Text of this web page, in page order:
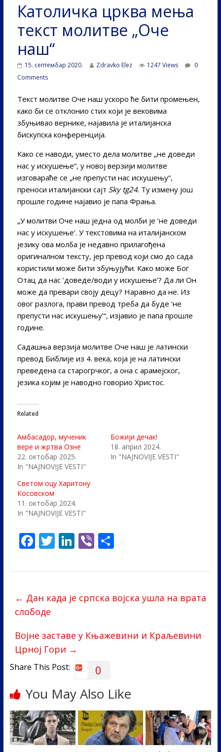
Католичка црква мења
текст молитве „Оче
наш“
15. септембар 2020. Zdravko Elez 1247 Views
0
Comments
Текст молитве Оче наш ускоро ће бити промењен,
како би се отклонио стих који је вековима
збуњивао вернике, најавила је италијанска
бискупска конференција.
Како се наводи, уместо дела молитве „не доведи
нас у искушење“, у новој верзији молитве
изговараће се „не препусти нас искушењу“,
преноси италијански сајт Sky tg24. Ту измену још
прошле године најавио је папа Фрања.
„У молитви Оче наш једна од молби је ‘не доведи
нас у искушење’. У текстовима на италијанском
језику ова молба је недавно прилагођена
оригиналном тексту, јер превод који смо до сада
користили може бити збуњујући. Како може Бог
Отац да нас ‘доведе/води у искушење’? Да ли Он
може да превари своју децу? Наравно да не. Из
овог разлога, прави превод треба да буде ‘не
препусти нас искушењу’“, изјавио је папа прошле
године.
Садашња верзија молитве Оче наш је латински
превод Библије из 4. века, која је на латински
преведена са старогрчког, а она с арамејског,
језика којим је наводно говорио Христос.
Related
Амбасадор, мученик
вере и жртва Озне
22. октобар 2025.
In "NAJNOVIJE VESTI"
Божији дечак!
18. април 2024.
In "NAJNOVIJE VESTI"
Светом оцу Харитону
Косовском
11. октобар 2024.
In "NAJNOVIJE VESTI"
F
o
o
k
T Li
dI
Vi S
← Дан када је српска војска ушла на врата
слободе
Војне заставе у Књажевини и Краљевини
Црној Гори →
Share This Post: 0
You May Also Like